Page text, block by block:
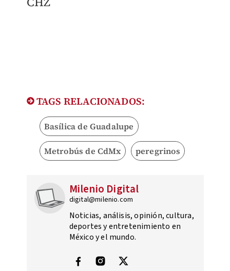
TAGS RELACIONADOS:
Basílica de Guadalupe
Metrobús de CdMx peregrinos
Milenio Digital
digital@milenio.com
Noticias, análisis, opinión, cultura,
deportes y entretenimiento en
México y el mundo.